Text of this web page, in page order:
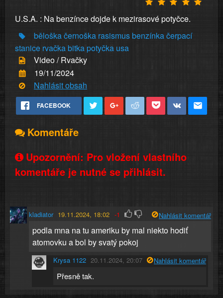
U.S.A. : Na benzínce dojde k mezirasové potyčce.
běloškačernoška rasismusbenzínkačerpací
stanice rvačkabitkapotyčka usa
Video / Rvačky
19/11/2024
Nahlásit obsah
FACEBOOK
Komentáře
Upozornění: Pro vložení vlastního
komentáře je nutné se přihlásit.
kladiator 19.11.2024, 18:02 -1 Nahlásit komentář
podla mna na tu ameriku by mal niekto hodiť
atomovku a bol by svatý pokoj
Krysa 1122 20.11.2024, 20:07 Nahlásit komentář
Přesně tak.